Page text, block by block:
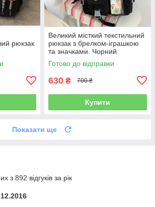
рюкзак
Великий місткий текстильний
рюкзак з брелком-іграшкою
та значками. Чорний
Готово до відправки
630 ₴ 700 ₴
Купити
Показати ще
з 892 відгуків за рік